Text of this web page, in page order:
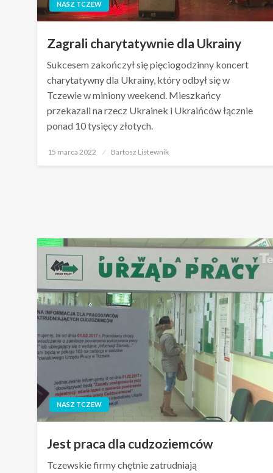
NASZ TCZEW
Zagrali charytatywnie dla Ukrainy
Sukcesem zakończył się pięciogodzinny koncert
charytatywny dla Ukrainy, który odbył się w
Tczewie w miniony weekend. Mieszkańcy
przekazali na rzecz Ukrainek i Ukraińców łącznie
ponad 10 tysięcy złotych.
Opublikowane
15 marca 2022 Bartosz Listewnik
NASZ TCZEW
Jest praca dla cudzoziemców
Tczewskie firmy chętnie zatrudniają